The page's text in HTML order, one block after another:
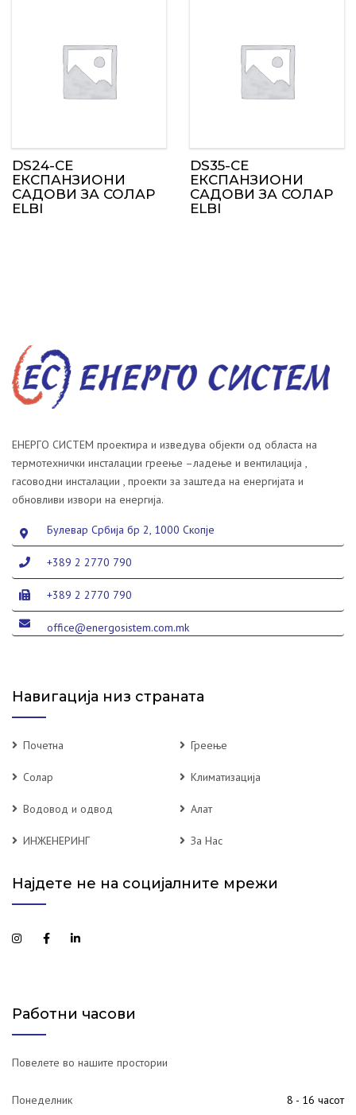
DS24-CE
ЕКСПАНЗИОНИ
САДОВИ ЗА СОЛАР
ELBI
DS35-CE
ЕКСПАНЗИОНИ
САДОВИ ЗА СОЛАР
ELBI
ЕНЕРГО СИСТЕМ проектира и изведува објекти од областа на
термотехнички инсталации греење –ладење и вентилација ,
гасоводни инсталации , проекти за заштеда на енергијата и
обновливи извори на енергија.
Булевар Србија бр 2, 1000 Скопје
+389 2 2770 790
+389 2 2770 790
office@energosistem.com.mk
Навигација низ страната
Почетна Греење
Солар Климатизација
Водовод и одвод Алат
ИНЖЕНЕРИНГ За Нас
Најдете не на социјалните мрежи
Работни часови
Повелете во нашите простории
Понеделник 8 - 16 часот